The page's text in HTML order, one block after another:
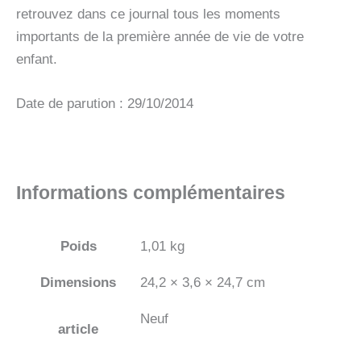
retrouvez dans ce journal tous les moments
importants de la première année de vie de votre
enfant.
Date de parution : 29/10/2014
Informations complémentaires
Poids 1,01 kg
Dimensions 24,2 × 3,6 × 24,7 cm
article
Neuf